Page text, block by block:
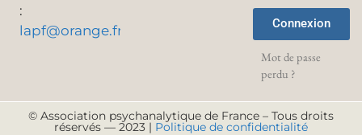
:
lapf@orange.fr
Connexion
Mot de passe
perdu ?
© Association psychanalytique de France – Tous droits
réservés — 2023 | Politique de confidentialité